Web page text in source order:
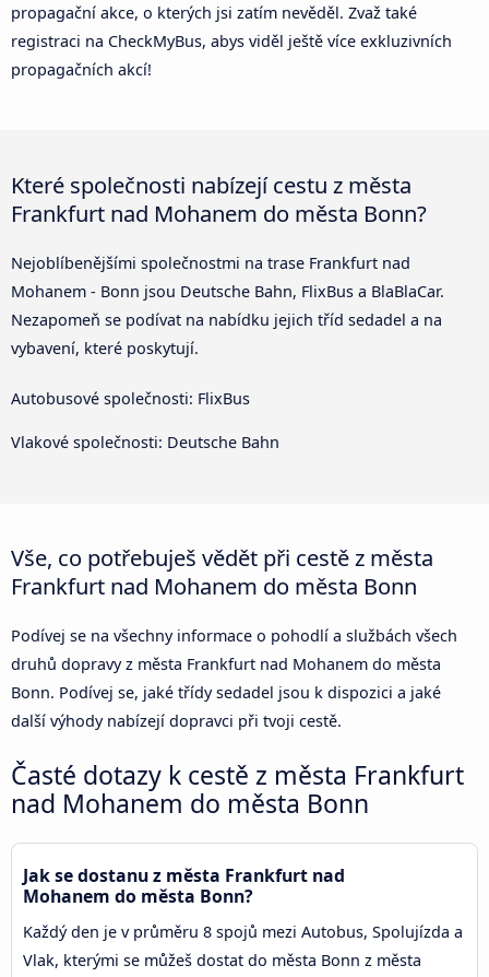
propagační akce, o kterých jsi zatím nevěděl. Zvaž také
registraci na CheckMyBus, abys viděl ještě více exkluzivních
propagačních akcí!
Které společnosti nabízejí cestu z města
Frankfurt nad Mohanem do města Bonn?
Nejoblíbenějšími společnostmi na trase Frankfurt nad
Mohanem - Bonn jsou Deutsche Bahn, FlixBus a BlaBlaCar.
Nezapomeň se podívat na nabídku jejich tříd sedadel a na
vybavení, které poskytují.
Autobusové společnosti: FlixBus
Vlakové společnosti: Deutsche Bahn
Vše, co potřebuješ vědět při cestě z města
Frankfurt nad Mohanem do města Bonn
Podívej se na všechny informace o pohodlí a službách všech
druhů dopravy z města Frankfurt nad Mohanem do města
Bonn. Podívej se, jaké třídy sedadel jsou k dispozici a jaké
další výhody nabízejí dopravci při tvoji cestě.
Časté dotazy k cestě z města Frankfurt
nad Mohanem do města Bonn
Jak se dostanu z města Frankfurt nad
Mohanem do města Bonn?
Každý den je v průměru 8 spojů mezi Autobus, Spolujízda a
Vlak, kterými se můžeš dostat do města Bonn z města